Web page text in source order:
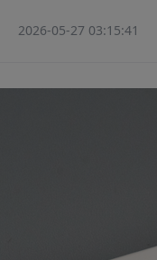
2026-05-27 03:15:41